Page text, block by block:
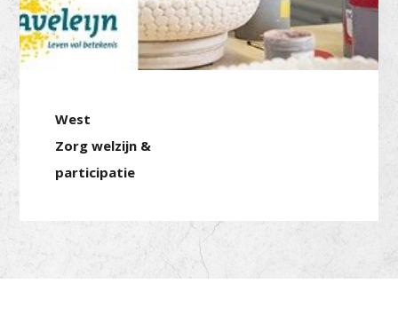
West
Zorg welzijn &
participatie